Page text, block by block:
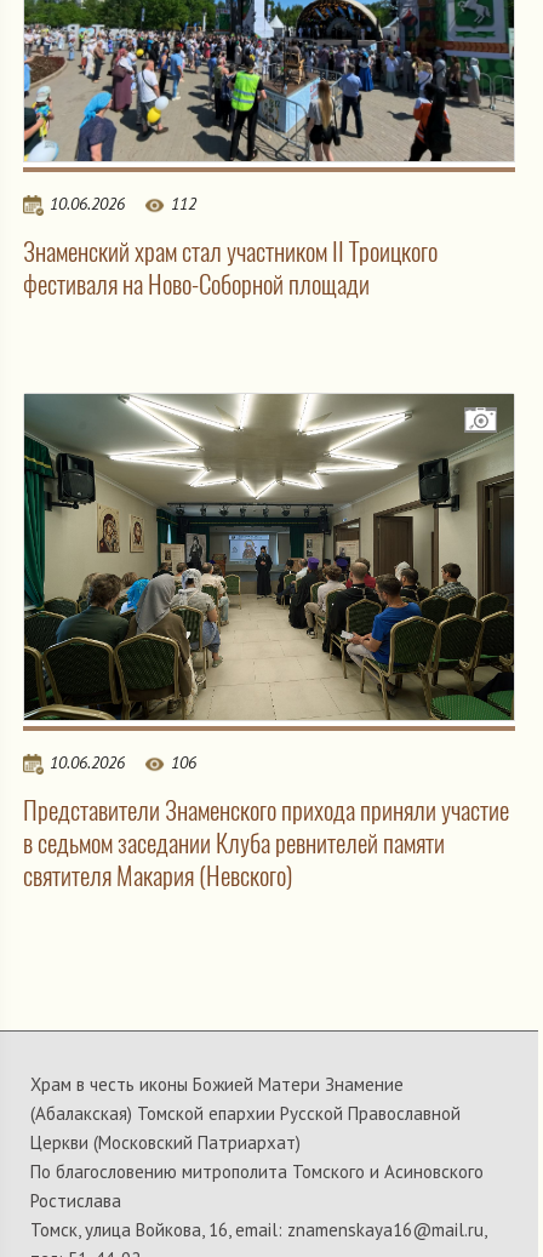
10.06.2026 112
Знаменский храм стал участником II Троицкого
фестиваля на Ново-Соборной площади
10.06.2026 106
Представители Знаменского прихода приняли участие
в седьмом заседании Клуба ревнителей памяти
святителя Макария (Невского)
Храм в честь иконы Божией Матери Знамение
(Абалакская) Томской епархии Русской Православной
Церкви (Московский Патриархат)
По благословению митрополита Томского и Асиновского
Ростислава
Томск, улица Войкова, 16, email: znamenskaya16@mail.ru,